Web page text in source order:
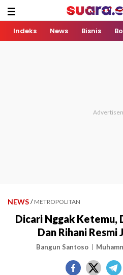
Indeks News Bisnis
NEWS / METROPOLITAN
Dicari Nggak Ketemu,
Dan Rihani Resmi
Bangun Santoso